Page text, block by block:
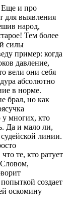
Еще и про
для выявления
народ,
Тем более
силы
пример: когда
давление,
вели они себя
абсолютно
в норме.
брал, но как
у многих, кто
Да и мало ли,
линии.
те, кто ратует
Словом,
создает
оскомину